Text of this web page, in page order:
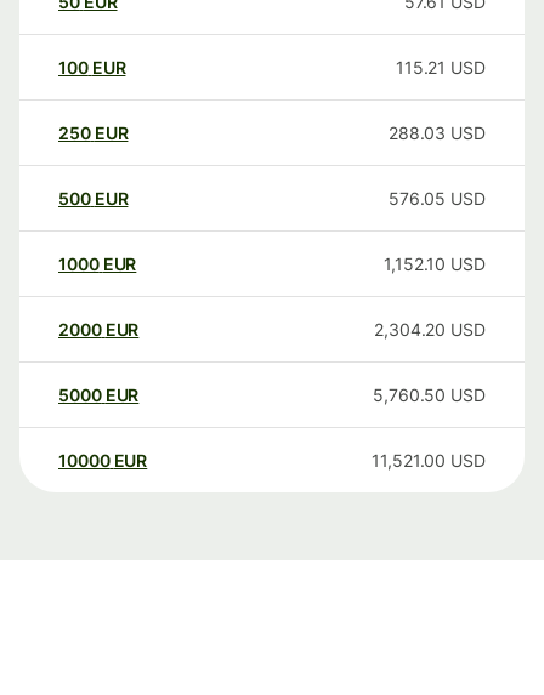
100 EUR 115.21 USD
250 EUR 288.03 USD
500 EUR 576.05 USD
1000 EUR 1,152.10 USD
2000 EUR 2,304.20 USD
5000 EUR 5,760.50 USD
10000 EUR 11,521.00 USD